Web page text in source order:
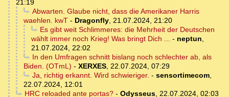
21:19
Abwarten. Glaube nicht, dass die Amerikaner Harris
waehlen. kwT - Dragonfly, 21.07.2024, 21:20
Es gibt weit Schlimmeres: die Mehrheit der Deutschen
wählt immer noch Krieg! Was bringt Dich ... - neptun,
21.07.2024, 22:02
In den Umfragen schnitt bislang noch schlechter ab, als
Biden. (OTmL) - XERXES, 22.07.2024, 07:29
Ja, richtig erkannt. Wird schwieriger. - sensortimecom,
22.07.2024, 12:01
HRC reloaded ante portas?- Odysseus, 22.07.2024, 02:03